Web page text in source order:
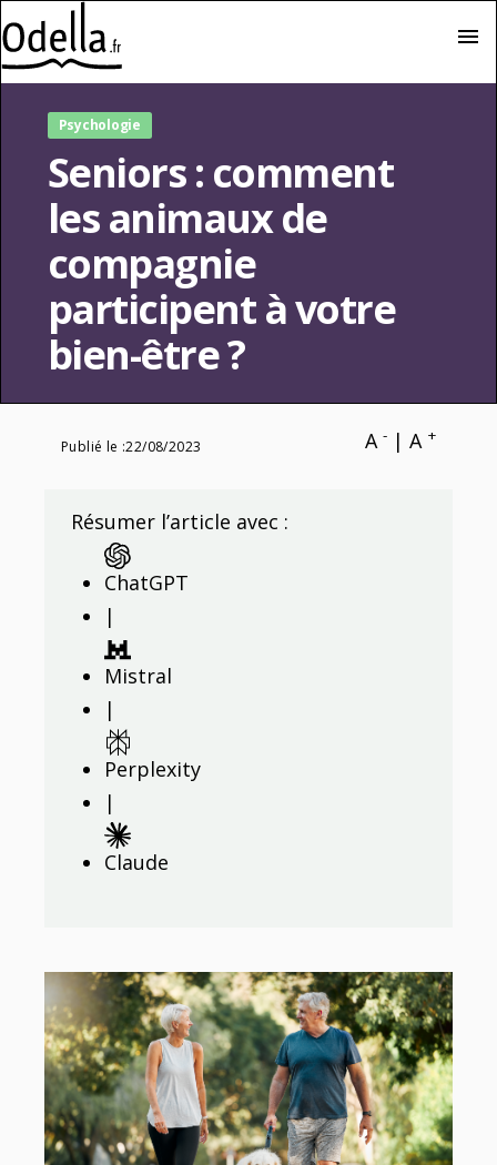
menu
Psychologie
Seniors : comment
les animaux de
compagnie
participent à votre
bien-être ?
Publié le :22/08/2023 A - | A +
Résumer l’article avec :
ChatGPT
|
Mistral
|
Perplexity
|
Claude